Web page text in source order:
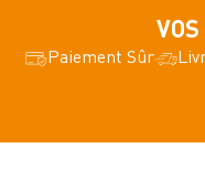
Paiement Sûr